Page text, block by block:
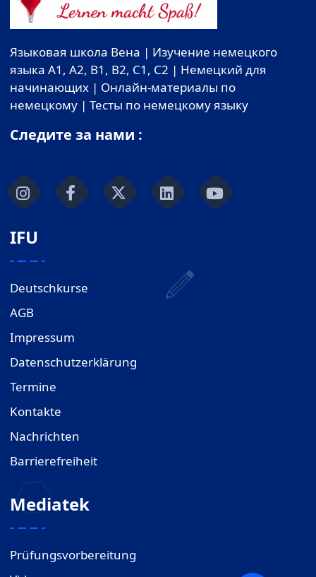
Языковая школа Вена | Изучение немецкого
языка A1, A2, B1, B2, C1, C2 | Немецкий для
начинающих | Онлайн-материалы по
немецкому | Тесты по немецкому языку
Следите за нами :
IFU
Deutschkurse
AGB
Impressum
Datenschutzerklärung
Termine
Kontakte
Nachrichten
Barrierefreiheit
Mediatek
Prüfungsvorbereitung